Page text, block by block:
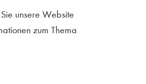
unsere Website
zum Thema